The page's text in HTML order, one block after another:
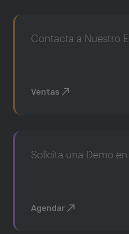
Contacta a Nuestro
Ventas
Solicita una Demo
Agendar